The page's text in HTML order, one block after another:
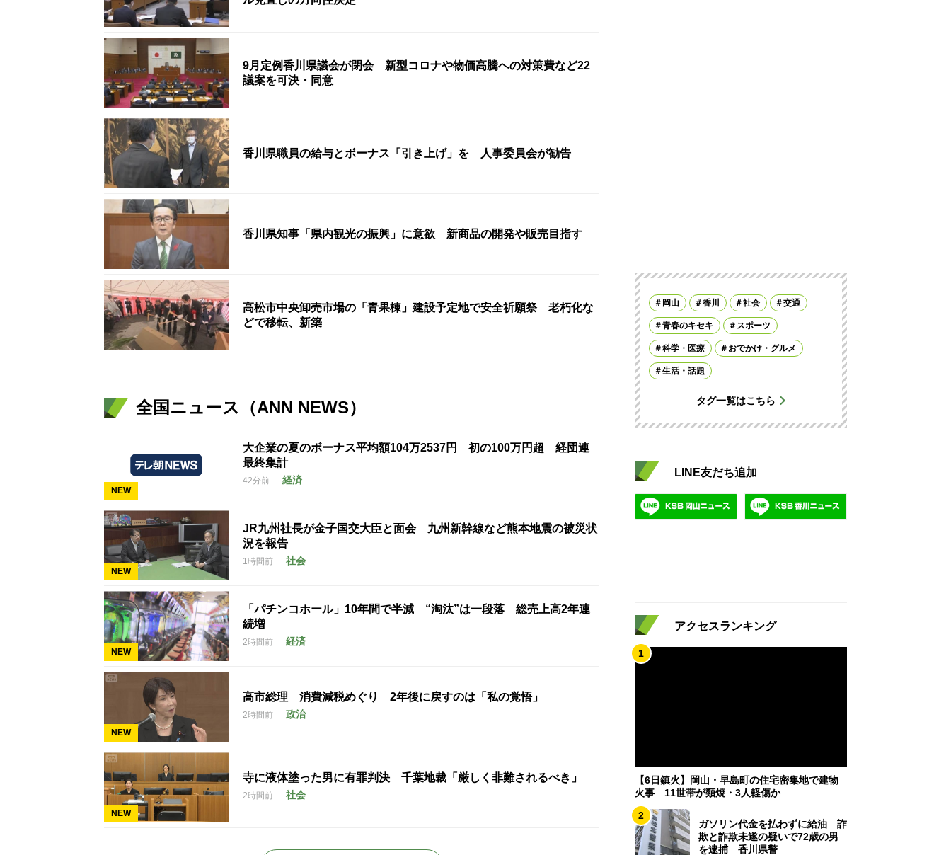
9月定例香川県議会が閉会 新型コロナや物価高騰への対策費など22
議案を可決・同意
香川県職員の給与とボーナス「引き上げ」を 人事委員会が勧告
香川県知事「県内観光の振興」に意欲 新商品の開発や販売目指す
高松市中央卸売市場の「青果棟」建設予定地で安全祈願祭 老朽化な
どで移転、新築
全国ニュース（ANN NEWS）
NEW
大企業の夏のボーナス平均額104万2537円 初の100万円超 経団連
最終集計
42分前 経済
NEW
JR九州社長が金子国交大臣と面会 九州新幹線など熊本地震の被災状
況を報告
1時間前 社会
NEW
「パチンコホール」10年間で半減 “淘汰”は一段落 総売上高2年連
続増
2時間前 経済
NEW
高市総理 消費減税めぐり 2年後に戻すのは「私の覚悟」
2時間前 政治
NEW
寺に液体塗った男に有罪判決 千葉地裁「厳しく非難されるべき」
2時間前 社会
岡山 香川 社会 交通
青春のキセキ スポーツ
科学・医療 おでかけ・グルメ
生活・話題
タグ一覧はこちら
LINE友だち追加
アクセスランキング
1
【6日鎮火】岡山・早島町の住宅密集地で建物
火事 11世帯が類焼・3人軽傷か
2
ガソリン代金を払わずに給油 詐
欺と詐欺未遂の疑いで72歳の男
を逮捕 香川県警